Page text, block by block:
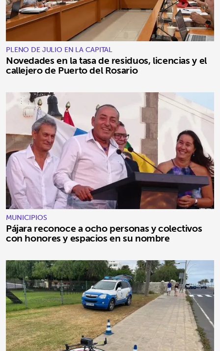
PLENO DE JULIO EN LA CAPITAL
Novedades en la tasa de residuos, licencias y el
callejero de Puerto del Rosario
MUNICIPIOS
Pájara reconoce a ocho personas y colectivos
con honores y espacios en su nombre